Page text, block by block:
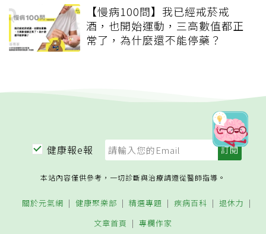
【慢病100問】我已經戒菸戒
酒，也開始運動，三高數值都正
常了，為什麼還不能停藥？
健康報e報
本站內容僅供參考，一切診斷與治療請遵從醫師指導。
關於元氣網 健康聚樂部 精選專題 疾病百科
退休力
文章首頁
專欄作家